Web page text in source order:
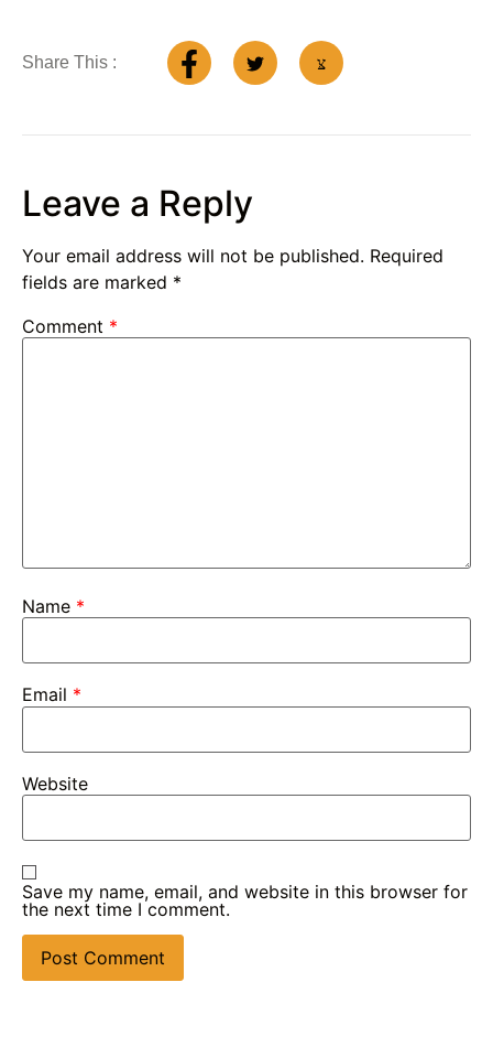
Share This :
Leave a Reply
Your email address will not be published. Required
fields are marked *
Comment *
Name *
Email *
Website
Save my name, email, and website in this browser for
the next time I comment.